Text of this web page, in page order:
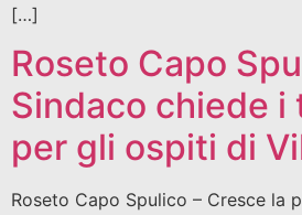
[…]
Roseto Capo
Sindaco chiede i
per gli ospiti di
Roseto Capo Spulico – Cresce la